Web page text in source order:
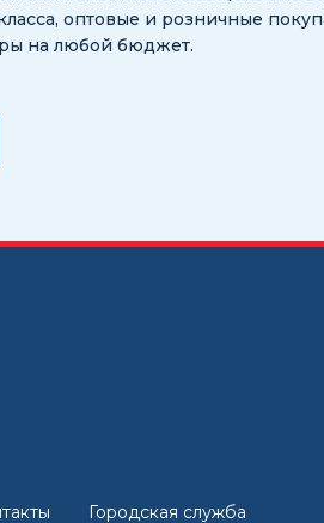
оптовые и розничные
на любой бюджет.
Городская служба